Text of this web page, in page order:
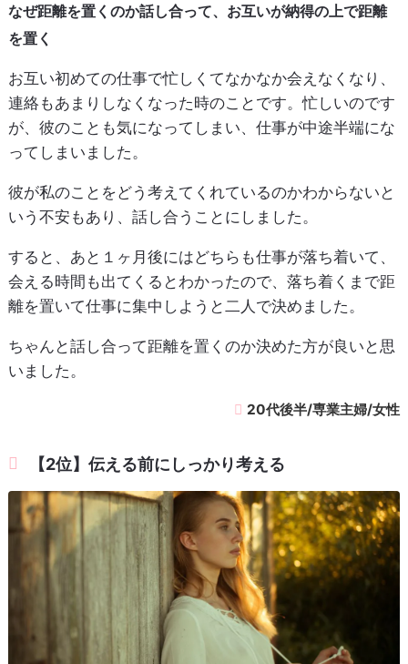
なぜ距離を置くのか話し合って、お互いが納得の上で距離
を置く
お互い初めての仕事で忙しくてなかなか会えなくなり、
連絡もあまりしなくなった時のことです。忙しいのです
が、彼のことも気になってしまい、仕事が中途半端にな
ってしまいました。
彼が私のことをどう考えてくれているのかわからないと
いう不安もあり、話し合うことにしました。
すると、あと１ヶ月後にはどちらも仕事が落ち着いて、
会える時間も出てくるとわかったので、落ち着くまで距
離を置いて仕事に集中しようと二人で決めました。
ちゃんと話し合って距離を置くのか決めた方が良いと思
いました。
20代後半/専業主婦/女性
【2位】伝える前にしっかり考える